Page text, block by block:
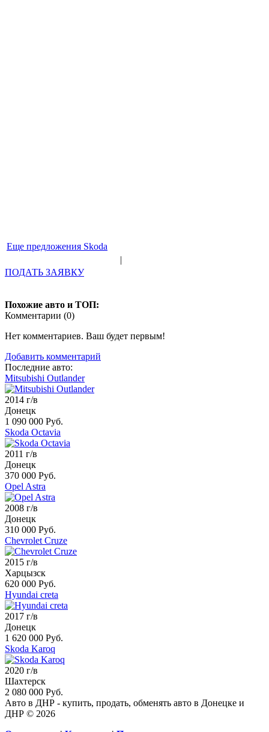
Еще предложения Skoda
|
ПОДАТЬ ЗАЯВКУ
Похожие авто и ТОП:
Комментарии (0)
Нет комментариев. Ваш будет первым!
Добавить комментарий
Последние авто:
Mitsubishi Outlander
2014 г/в
Донецк
1 090 000 Руб.
Skoda Octavia
2011 г/в
Донецк
370 000 Руб.
Opel Astra
2008 г/в
Донецк
310 000 Руб.
Chevrolet Cruze
2015 г/в
Харцызск
620 000 Руб.
Hyundai creta
2017 г/в
Донецк
1 620 000 Руб.
Skoda Karoq
2020 г/в
Шахтерск
2 080 000 Руб.
Авто в ДНР - купить, продать, обменять авто в Донецке и
ДНР © 2026